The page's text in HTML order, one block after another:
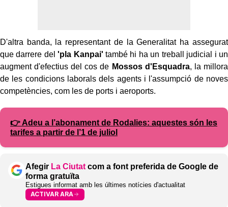
D'altra banda, la representant de la Generalitat ha assegurat
que darrere del 'pla Kanpai' també hi ha un treball judicial i un
augment d'efectius del cos de Mossos d'Esquadra, la millora
de les condicions laborals dels agents i l'assumpció de noves
competències, com les de ports i aeroports.
👉 Adeu a l’abonament de Rodalies: aquestes són les
tarifes a partir de l’1 de juliol
Afegir La Ciutat com a font preferida de Google de
forma gratuïta
Estigues informat amb les últimes notícies d'actualitat
ACTIVAR ARA